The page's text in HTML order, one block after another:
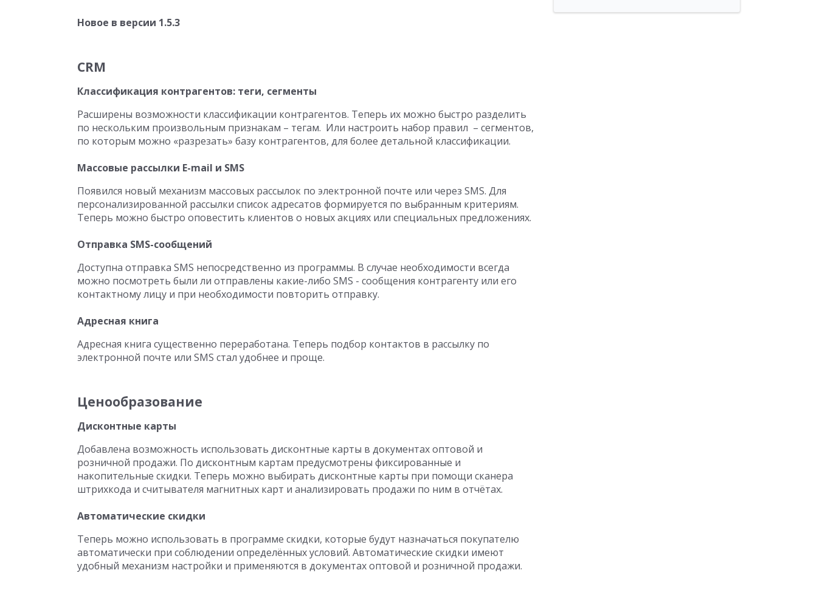
Новое в версии 1.5.3
СRM
Классификация контрагентов: теги, сегменты
Расширены возможности классификации контрагентов. Теперь их можно быстро разделить
по нескольким произвольным признакам – тегам. Или настроить набор правил – сегментов,
по которым можно «разрезать» базу контрагентов, для более детальной классификации.
Массовые рассылки E-mail и SMS
Появился новый механизм массовых рассылок по электронной почте или через SMS. Для
персонализированной рассылки список адресатов формируется по выбранным критериям.
Теперь можно быстро оповестить клиентов о новых акциях или специальных предложениях.
Отправка SMS-сообщений
Доступна отправка SMS непосредственно из программы. В случае необходимости всегда
можно посмотреть были ли отправлены какие-либо SMS - сообщения контрагенту или его
контактному лицу и при необходимости повторить отправку.
Адресная книга
Адресная книга существенно переработана. Теперь подбор контактов в рассылку по
электронной почте или SMS стал удобнее и проще.
Ценообразование
Дисконтные карты
Добавлена возможность использовать дисконтные карты в документах оптовой и
розничной продажи. По дисконтным картам предусмотрены фиксированные и
накопительные скидки. Теперь можно выбирать дисконтные карты при помощи сканера
штрихкода и считывателя магнитных карт и анализировать продажи по ним в отчётах.
Автоматические скидки
Теперь можно использовать в программе скидки, которые будут назначаться покупателю
автоматически при соблюдении определённых условий. Автоматические скидки имеют
удобный механизм настройки и применяются в документах оптовой и розничной продажи.